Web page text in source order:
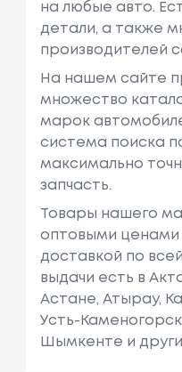
на любые авто.
детали, а также
производителей
На нашем сайте
множество
марок
система поиска
максимально
запчасть.
Товары нашего
оптовыми ценами
доставкой по
выдачи есть в
Астане, Атырау,
Усть-
Шымкенте и